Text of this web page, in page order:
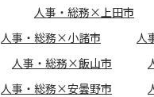
人事・総務×上田市
人事・総務×小諸市
人
人事・総務×飯山市
人事・総務×安曇野市